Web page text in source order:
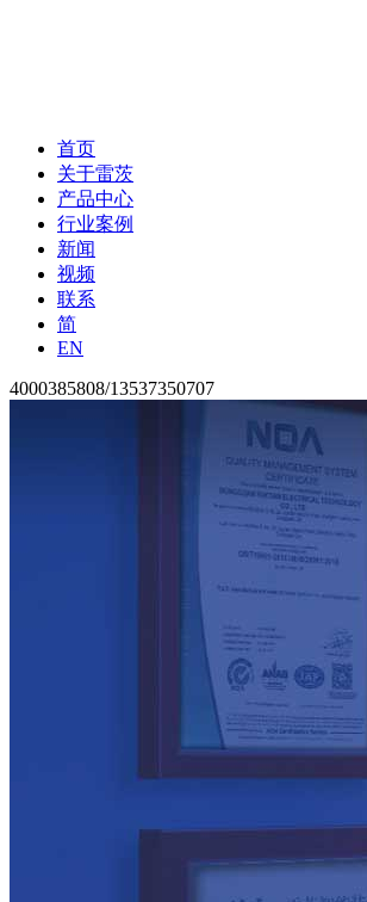
首页
关于雷茨
产品中心
行业案例
新闻
视频
联系
简
EN
4000385808/13537350707